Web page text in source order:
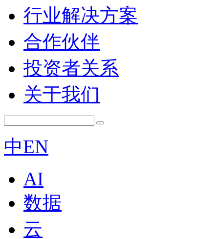
行业解决方案
合作伙伴
投资者关系
关于我们
中EN
AI
数据
云